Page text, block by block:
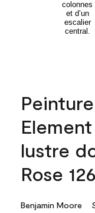
lustre
Rose
Benjamin Moore